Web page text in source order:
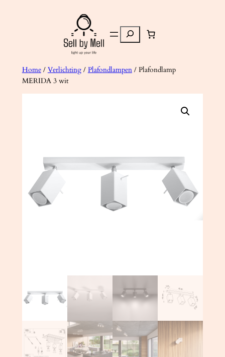
Zoeken
Home/ Verlichting/ Plafondlampen/ Plafondlamp
MERIDA 3 wit